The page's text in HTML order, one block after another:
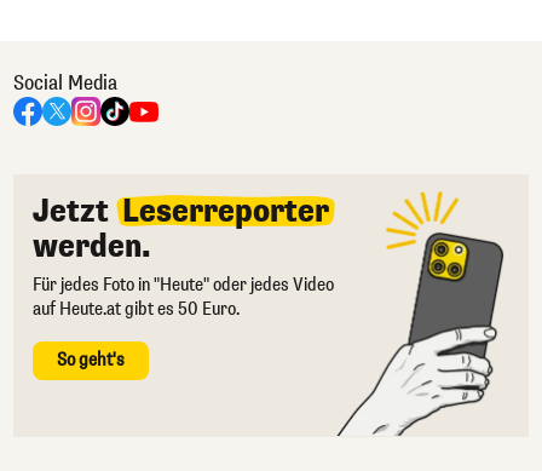
Social Media
Jetzt Leserreporter
werden.
Für jedes Foto in "Heute" oder jedes Video
auf Heute.at gibt es 50 Euro.
So geht's